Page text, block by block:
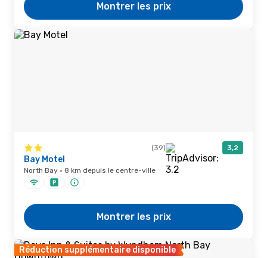
Montrer les prix
(39) 3,2
Bay Motel
North Bay · 8 km depuis le centre-ville
Montrer les prix
Réduction supplémentaire disponible